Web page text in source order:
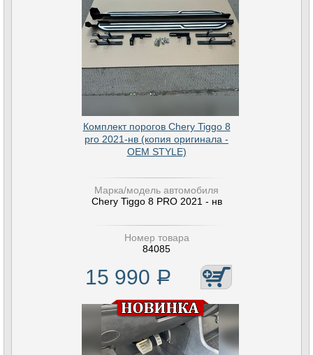
Комплект порогов Chery Tiggo 8
pro 2021-нв (копия оригинала -
OEM STYLE)
Марка/модель автомобиля
Chery Tiggo 8 PRO 2021 - нв
Номер товара
84085
15 990 Р